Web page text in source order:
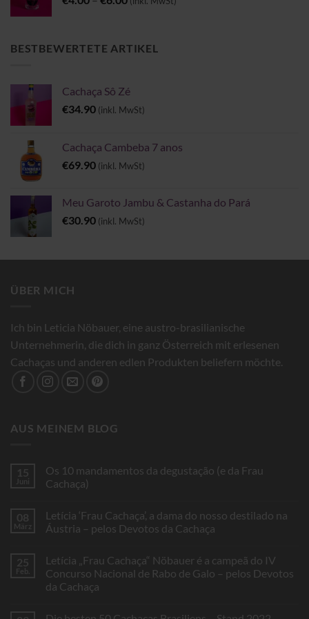
€6.00
BESTBEWERTETE ARTIKEL
Cachaça Sô Zé
€34.90 (inkl. MwSt)
Cachaça Cambeba 7 anos
€69.90 (inkl. MwSt)
Meu Garoto Jambu & Castanha do Pará
€30.90 (inkl. MwSt)
ÜBER MICH
Ich bin Leticia Nöbauer, eine austro-brasilianische
Unternehmerin, die dich in ganz Österreich mit erlesenen
Cachaças und anderen edlen Produkten beliefern möchte.
AUS MEINEM BLOG
15
Juni
Os 10 mandamentos da degustação (e da Frau
Cachaça)
Os
10
degustação
(e
da
Frau
08
März
Letícia ‘Frau Cachaça’, a dama do nosso destilado na
Áustria – pelos Devotos da Cachaça
Letícia
‘Frau
Cachaça’,
do
25
Feb.
Letícia „Frau Cachaça“ Nöbauer é a campeã do IV
Concurso Nacional de Rabo de Galo – pelos Devotos
da Cachaça